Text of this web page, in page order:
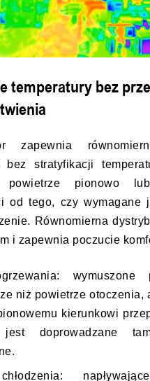
temperatury bez
zapewnia
bez stratyfikacji
powietrze pionowo
od tego, czy wymagane
Równomierna
i zapewnia poczucie
wymuszone
niż powietrze otoczenia,
kierunkowi
jest doprowadzane